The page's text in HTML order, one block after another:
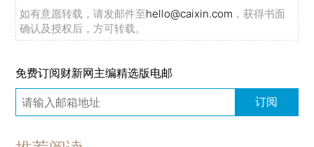
如有意愿转载，请发邮件至hello@caixin.com ，获得书面
确认及授权后，方可转载。
免费订阅财新网主编精选版电邮
订阅